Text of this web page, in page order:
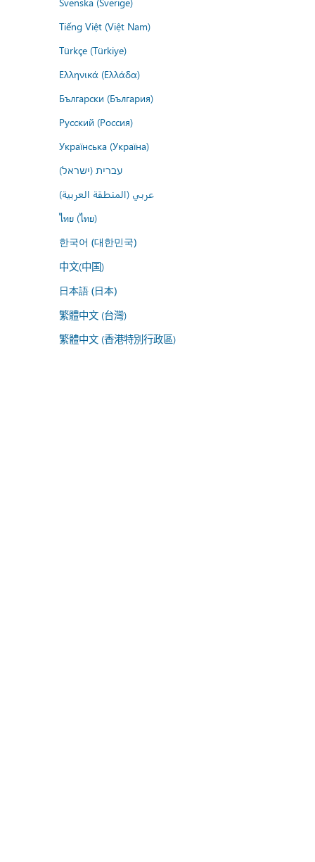
Tiếng Việt (Việt Nam)
Türkçe (Türkiye)
Ελληνικά (Ελλάδα)
Български (България)
Русский (Россия)
Українська (Україна)
עברית (ישראל)
عربي (المنطقة العربية)
ไทย (ไทย)
한국어 (대한민국)
中文(中国)
日本語 (日本)
繁體中文 (台灣)
繁體中文 (香港特別行政區)